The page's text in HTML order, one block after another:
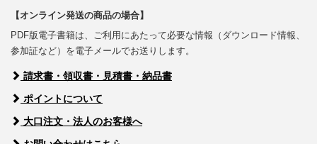
【オンライン発送の商品の場合】
PDF版電子書籍は、ご利用にあたって必要な情報（ダウンロード情報、
参加証など）を電子メールでお送りします。
請求書・領収書・見積書・納品書
ポイントについて
大口注文・法人のお客様へ